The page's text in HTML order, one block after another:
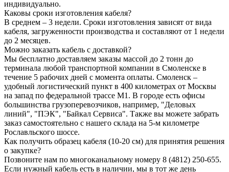
индивидуально.
Каковы сроки изготовления кабеля?
В среднем – 3 недели. Сроки изготовления зависят от вида
кабеля, загруженности производства и составляют от 1 недели
до 2 месяцев.
Можно заказать кабель с доставкой?
Мы бесплатно доставляем заказы массой до 2 тонн до
терминала любой транспортной компании в Смоленске в
течение 5 рабочих дней с момента оплаты. Смоленск –
удобный логистический пункт в 400 километрах от Москвы
на запад по федеральной трассе М1. В городе есть офисы
большинства грузоперевозчиков, например, "Деловых
линий", "ПЭК", "Байкал Сервиса". Также вы можете забрать
заказ самостоятельно с нашего склада на 5-м километре
Рославльского шоссе.
Как получить образец кабеля (10-20 см) для принятия решения
о закупке?
Позвоните нам по многоканальному номеру 8 (4812) 250-655.
Если нужный кабель есть в наличии, мы в тот же день